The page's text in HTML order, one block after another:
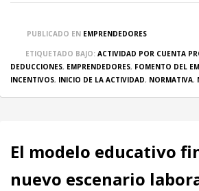
PUBLICADO EN EMPRENDEDORES
ETIQUETADO BAJO: ACTIVIDAD POR CUENTA
DEDUCCIONES, EMPRENDEDORES, FOMENTO DEL
INCENTIVOS, INICIO DE LA ACTIVIDAD, NORMATIVA,
El modelo educativo
nuevo escenario